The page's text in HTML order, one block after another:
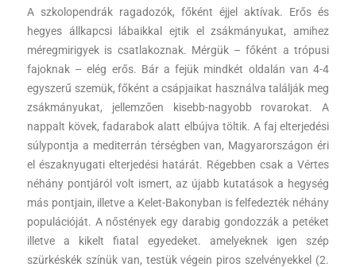
A szkolopendrák ragadozók, főként éjjel aktívak. Erős és
hegyes állkapcsi lábaikkal ejtik el zsákmányukat, amihez
méregmirigyek is csatlakoznak. Mérgük – főként a trópusi
fajoknak – elég erős. Bár a fejük mindkét oldalán van 4-4
egyszerű szemük, főként a csápjaikat használva találják meg
zsákmányukat, jellemzően kisebb-nagyobb rovarokat. A
nappalt kövek, fadarabok alatt elbújva töltik. A faj elterjedési
súlypontja a mediterrán térségben van, Magyarországon éri
el északnyugati elterjedési határát. Régebben csak a Vértes
néhány pontjáról volt ismert, az újabb kutatások a hegység
más pontjain, illetve a Kelet-Bakonyban is felfedezték néhány
populációját. A nőstények egy darabig gondozzák a petéket
illetve a kikelt fiatal egyedeket. amelyeknek igen szép
szürkéskék színük van, testük végein piros szelvényekkel (2.